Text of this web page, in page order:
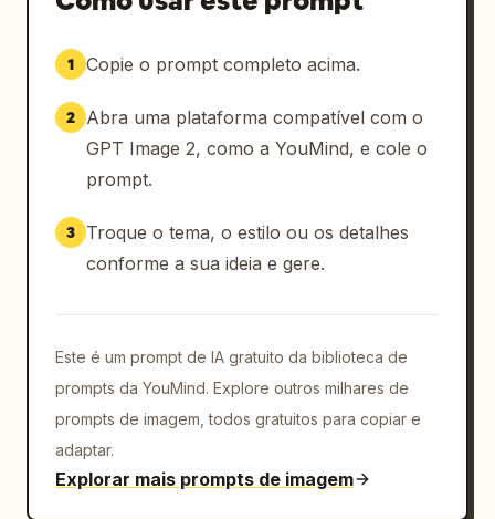
1 Copie o prompt completo acima.
2
Abra uma plataforma compatível com o
GPT Image 2, como a YouMind, e cole o
prompt.
3
Troque o tema, o estilo ou os detalhes
conforme a sua ideia e gere.
Este é um prompt de IA gratuito da biblioteca de
prompts da YouMind. Explore outros milhares de
prompts de imagem, todos gratuitos para copiar e
adaptar.
Explorar mais prompts de imagem